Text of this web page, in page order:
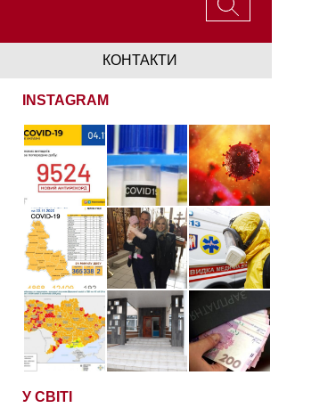
КОНТАКТИ
INSTAGRAM
У СВІТІ